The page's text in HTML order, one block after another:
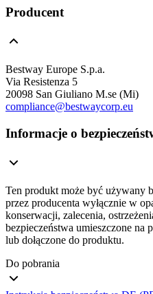
Producent
Bestway Europe S.p.a.
Via Resistenza 5
20098 San Giuliano M.se (Mi)
compliance@bestwaycorp.eu
Informacje o
Ten produkt może być używany
przez producenta wyłącznie w
konserwacji, zalecenia,
bezpieczeństwa umieszczone na
lub dołączone do produktu.
Do pobrania